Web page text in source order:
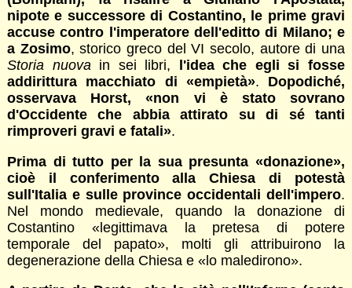
nipote e successore di Costantino, le prime gravi
accuse contro l'imperatore dell'editto di Milano; e
a Zosimo, storico greco del VI secolo, autore di una
Storia nuova in sei libri, l'idea che egli si fosse
addirittura macchiato di «empietà». Dopodiché,
osservava Horst, «non vi è stato sovrano
d'Occidente che abbia attirato su di sé tanti
rimproveri gravi e fatali».
Prima di tutto per la sua presunta «donazione»,
cioè il conferimento alla Chiesa di potestà
sull'Italia e sulle province occidentali dell'impero.
Nel mondo medievale, quando la donazione di
Costantino «legittimava la pretesa di potere
temporale del papato», molti gli attribuirono la
degenerazione della Chiesa e «lo maledirono».